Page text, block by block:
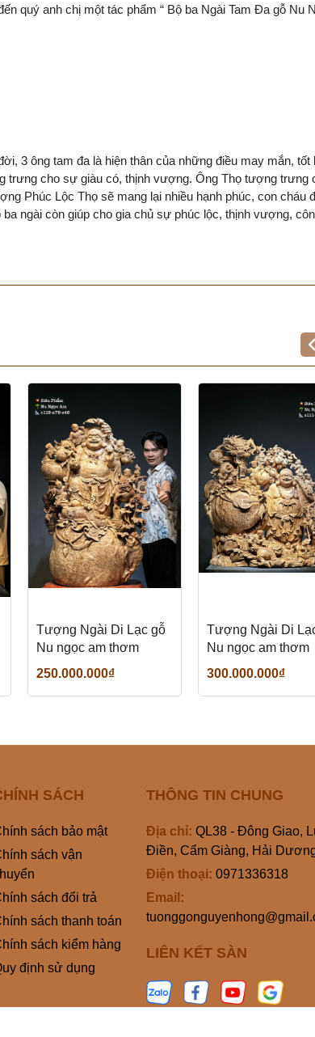
quý anh chị một tác phẩm “ Bộ ba Ngài Tam Đa gỗ Nu
3 ông tam đa là hiện thân của những điều may mắn, tốt
trưng cho sự giàu có, thịnh vượng. Ông Thọ tượng trưng
Phúc Lộc Thọ sẽ mang lại nhiều hạnh phúc, con cháu
ngài còn giúp cho gia chủ sự phúc lộc, thịnh vượng,
Tượng Ngài Di Lạc gỗ
Nu ngọc am thơm
250.000.000₫
Tượng Ngài Di
Nu ngọc am thơm
300.000.000₫
SÁCH
sách bảo mật
sách vận
sách đổi trả
sách thanh toán
sách kiểm hàng
định sử dụng
THÔNG TIN CHUNG
Địa chỉ: QL38 - Đông Giao,
Điền, Cẩm Giàng, Hải
Điện thoại: 0971336318
Email:
LIÊN KẾT SÀN